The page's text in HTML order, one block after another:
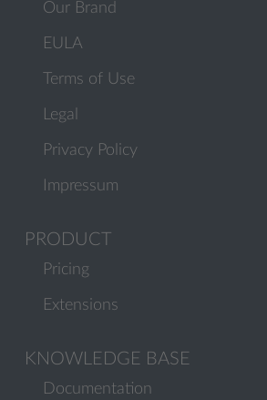
Our Brand
EULA
Terms of Use
Legal
Privacy Policy
Impressum
PRODUCT
Pricing
Extensions
KNOWLEDGE BASE
Documentation